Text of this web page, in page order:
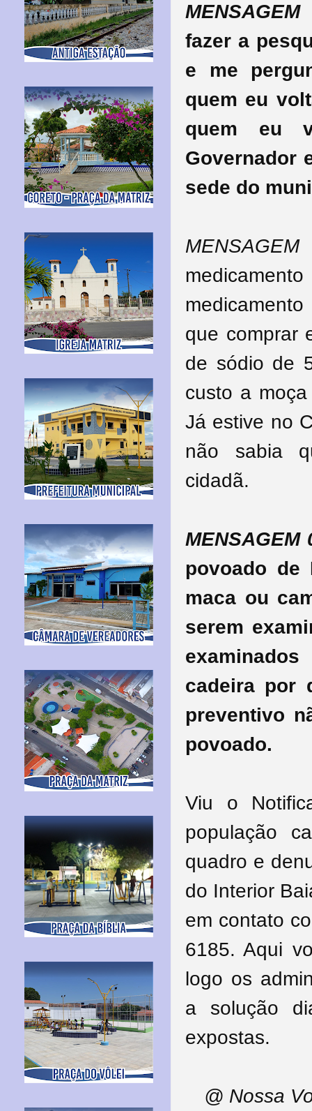
MENSAGEM
fazer a
e me
quem eu
quem eu
Governador
sede do
que comprar
de sódio de
custo a
Já estive no
não sabia
cidadã.
povoado de
maca ou
serem
cadeira por
preventivo
povoado.
Viu o
população
quadro e
do Interior
em contato
6185. Aqui
logo os
a solução
expostas.
@ Nossa